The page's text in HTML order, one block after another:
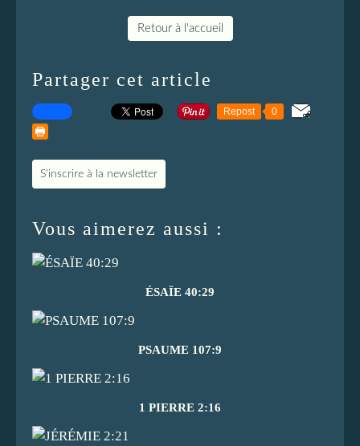
Retour à l'accueil
Partager cet article
Repost 0
S'inscrire à la newsletter
Vous aimerez aussi :
ÉSAÏE 40:29
PSAUME 107:9
1 PIERRE 2:16